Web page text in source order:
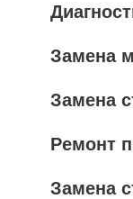
Замена
Замена
Ремонт
Замена